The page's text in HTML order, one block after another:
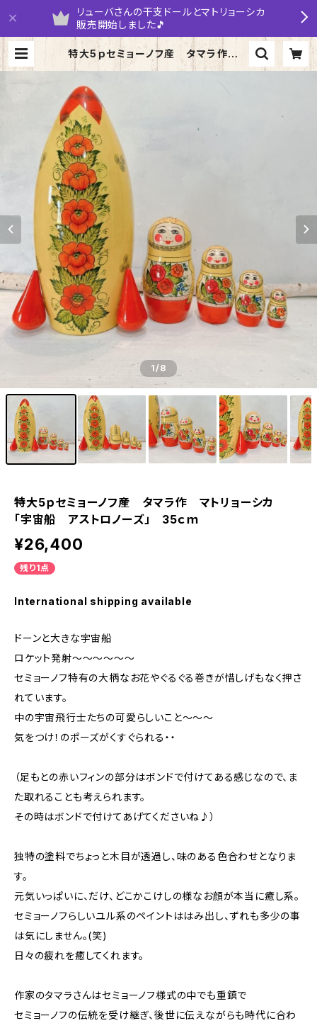
リューバさんの干支ドールとマトリョーシカ
販売開始しました🎵
特大5ｐセミョーノフ産 タマラ作 マ
トリョーシカ 「宇宙船 アストロノー
1/8
特大5ｐセミョーノフ産 タマラ作 マトリョーシカ
「宇宙船 アストロノーズ」 35ｃｍ
¥26,400
残り1点
International shipping available
ドーンと大きな宇宙船
ロケット発射～～～～～～
セミョーノフ特有の大柄なお花やぐるぐる巻きが惜しげもなく押さ
れています。
中の宇宙飛行士たちの可愛らしいこと～～～
気をつけ！のポーズがくすぐられる・・
（足もとの赤いフィンの部分はボンドで付けてある感じなので、ま
た取れることも考えられます。
その時はボンドで付けてあげてくださいね♪）
独特の塗料でちょっと木目が透過し、味のある色合わせとなりま
す。
元気いっぱいに、だけ、どこかこけしの様なお顔が本当に癒し系。
セミョーノフらしいユル系のペイントははみ出し、ずれも多少の事
は気にしません。(笑)
日々の疲れを癒してくれます。
作家のタマラさんはセミョーノフ様式の中でも重鎮で
セミョーノフの伝統を受け継ぎ、後世に伝えながらも時代に合わ